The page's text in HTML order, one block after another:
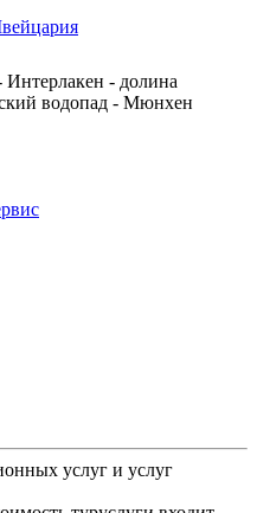
- долина
водопад - Мюнхен
услуг и услуг